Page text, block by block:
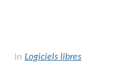
in Logiciels libres